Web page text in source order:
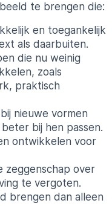
te brengen die:
en toegankelijk
als daarbuiten.
die nu weinig
zoals
praktisch
nieuwe vormen
bij hen passen.
ontwikkelen voor
zeggenschap over
te vergoten.
brengen dan alleen